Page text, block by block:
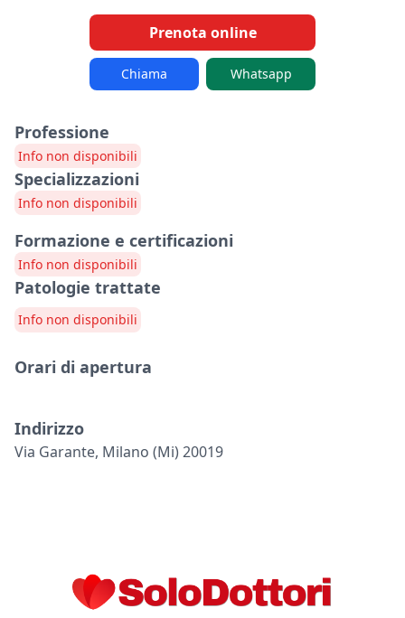
Prenota online
Chiama Whatsapp
Professione
Info non disponibili
Specializzazioni
Info non disponibili
Formazione e certificazioni
Info non disponibili
Patologie trattate
Info non disponibili
Orari di apertura
Indirizzo
Via Garante, Milano (mi) 20019